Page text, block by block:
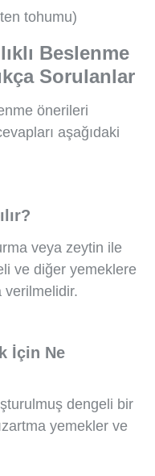
tohumu)
Beslenme
Sorulanlar
önerileri
aşağıdaki
veya zeytin ile
ve diğer yemeklere
verilmelidir.
İçin Ne
dengeli bir
yemekler ve